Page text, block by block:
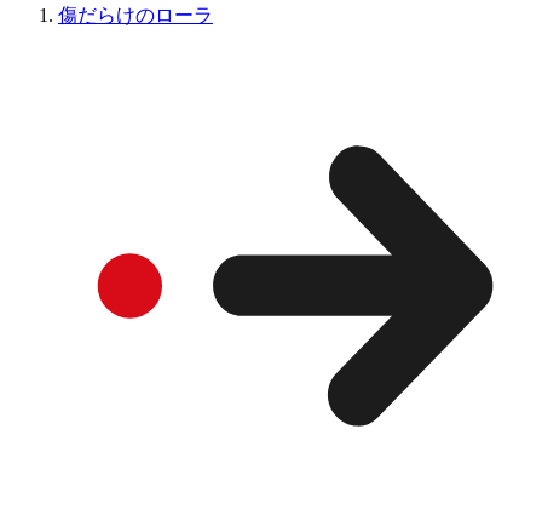
傷だらけのローラ